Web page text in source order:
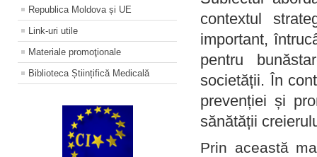
Republica Moldova și UE
Link-uri utile
Materiale promoţionale
Biblioteca Științifică Medicală
contextul
important,
pentru
societății. În
prevenției și
sănătății
Prin această